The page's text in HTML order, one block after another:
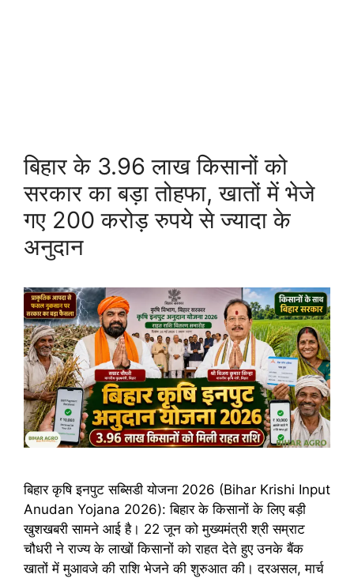
बिहार के 3.96 लाख किसानों को
सरकार का बड़ा तोहफा, खातों में भेजे
गए 200 करोड़ रुपये से ज्यादा के
अनुदान
बिहार कृषि इनपुट सब्सिडी योजना 2026 (Bihar Krishi Input
Anudan Yojana 2026): बिहार के किसानों के लिए बड़ी
खुशखबरी सामने आई है। 22 जून को मुख्यमंत्री श्री सम्राट
चौधरी ने राज्य के लाखों किसानों को राहत देते हुए उनके बैंक
खातों में मुआवजे की राशि भेजने की शुरुआत की। दरअसल, मार्च